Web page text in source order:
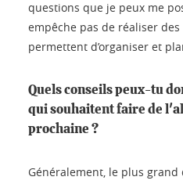
questions que je peux me
empêche pas de réaliser
permettent d’organiser et
Quels conseils peux-tu
qui souhaitent faire de
prochaine ?
Généralement, le plus grand